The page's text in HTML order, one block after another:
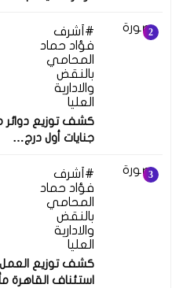
أشرف
فؤاد حماد
المحامي
بالنقض
والادارية
العليا
كشف توزيع
جنايات أول درج…
أشرف
فؤاد حماد
المحامي
بالنقض
والادارية
العليا
كشف توزيع
استئناف القاهرة